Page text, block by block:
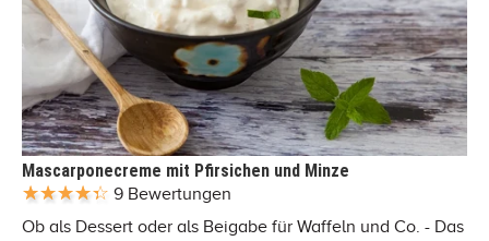
Mascarponecreme mit Pfirsichen und Minze
9 Bewertungen
Ob als Dessert oder als Beigabe für Waffeln und Co. - Das